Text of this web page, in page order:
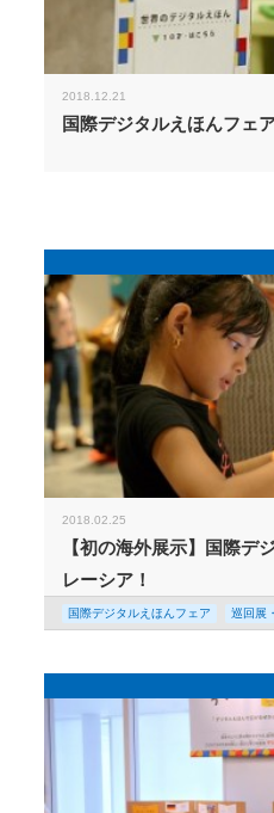
2018.12.21
国際デジタルえほんフェ
2018.02.25
【初の海外展示】国際デ
レーシア！
国際デジタルえほんフェア 巡回展